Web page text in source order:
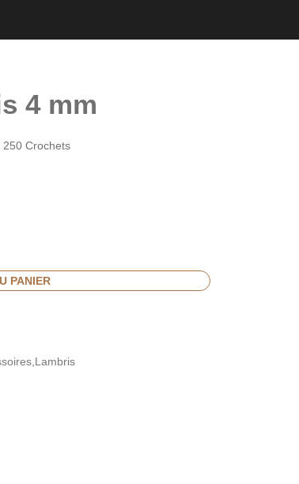
4 mm
Crochets
PANIER
Lambris